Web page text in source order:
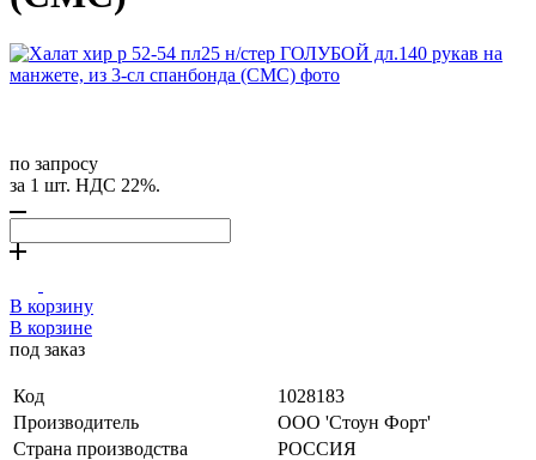
по запросу
за 1 шт. НДС 22%.
В корзину
В корзине
под заказ
Код
1028183
Производитель
ООО 'Стоун Форт'
Страна производства
РОССИЯ